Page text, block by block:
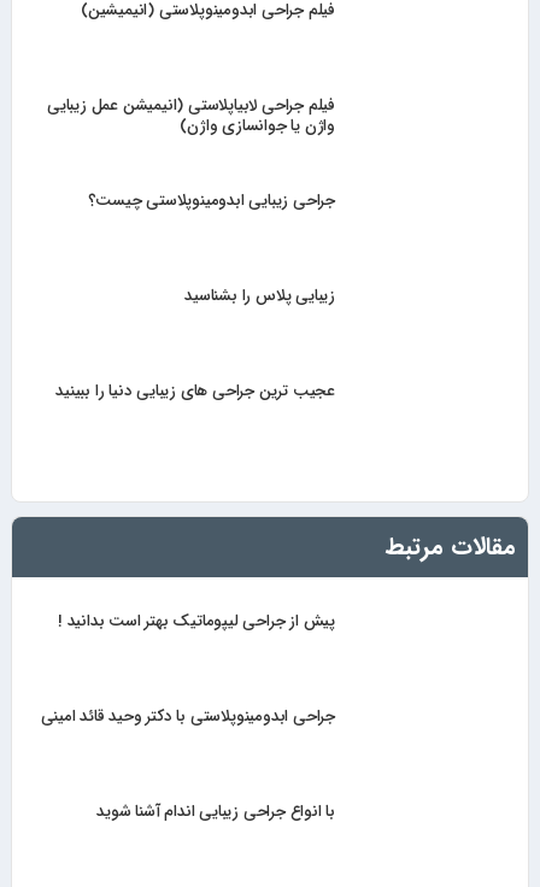
فیلم جراحی ابدومینوپلاستی (انیمیشین)
فیلم جراحی لابیاپلاستی (انیمیشن عمل زیبایی
واژن یا جوانسازی واژن)
جراحی زیبایی ابدومینوپلاستی چیست؟
زیبایی پلاس را بشناسید
عجیب ترین جراحی های زیبایی دنیا را ببینید
مقالات مرتبط
پیش از جراحی لیپوماتیک بهتر است بدانید !
جراحی ابدومینوپلاستی با دکتر وحید قائد امینی
با انواع جراحی زیبایی اندام آشنا شوید